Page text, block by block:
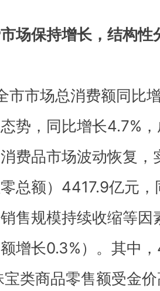
场保持增长，结构性
市市场总消费额同比
势，同比增长4.7%
费品市场波动恢复
零总额）4417.9亿元
售规模持续收缩等
增长0.3%）。其中
类商品零售额受金